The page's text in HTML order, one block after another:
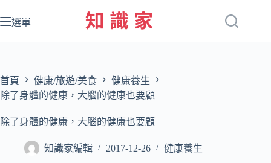
至
容
選單
首頁 健康/旅遊/美食
健康養生
除了身體的健康，大腦的健康也要顧
除了身體的健康，大腦的健康也要顧
知識家編輯 2017-12-26 健康養生